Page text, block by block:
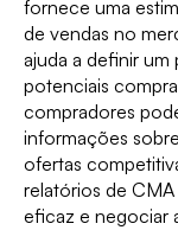
fornece uma
de vendas no
ajuda a definir um
potenciais
compradores
informações
ofertas
relatórios de
eficaz e negociar